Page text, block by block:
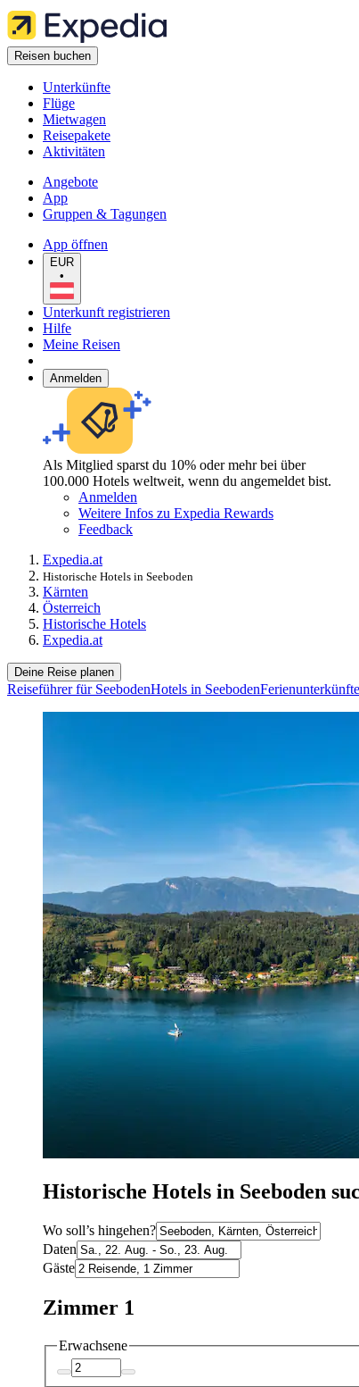
Reisen buchen
Unterkünfte
Flüge
Mietwagen
Reisepakete
Aktivitäten
Angebote
App
Gruppen & Tagungen
App öffnen
EUR
•
Unterkunft registrieren
Hilfe
Meine Reisen
Anmelden
Als Mitglied sparst du 10% oder mehr bei über
100.000 Hotels weltweit, wenn du angemeldet bist.
Anmelden
Weitere Infos zu Expedia Rewards
Feedback
Expedia.at
Historische Hotels in Seeboden
Kärnten
Österreich
Historische Hotels
Expedia.at
Deine Reise planen
Reiseführer für SeebodenHotels in Seeboden
Historische Hotels in Seeboden
Wo soll’s hingehen?
Daten
Gäste
Zimmer 1
Erwachsene